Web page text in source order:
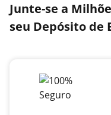
Junte-se a
seu Depósito de